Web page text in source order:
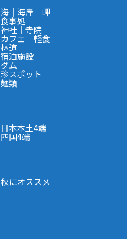
海｜海岸｜岬
食事処
神社｜寺院
カフェ｜軽食
林道
宿泊施設
ダム
珍スポット
麺類
日本本土4端
四国4端
秋にオススメ